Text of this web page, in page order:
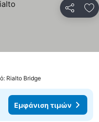
Rialto Bridge
Εμφάνιση τιμών